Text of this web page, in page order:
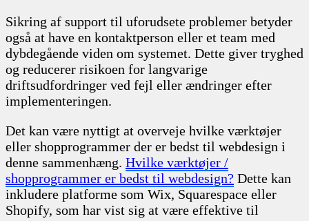
Sikring af support til uforudsete problemer betyder
også at have en kontaktperson eller et team med
dybdegående viden om systemet. Dette giver tryghed
og reducerer risikoen for langvarige
driftsudfordringer ved fejl eller ændringer efter
implementeringen.
Det kan være nyttigt at overveje hvilke værktøjer
eller shopprogrammer der er bedst til webdesign i
denne sammenhæng. Hvilke værktøjer /
shopprogrammer er bedst til webdesign? Dette kan
inkludere platforme som Wix, Squarespace eller
Shopify, som har vist sig at være effektive til